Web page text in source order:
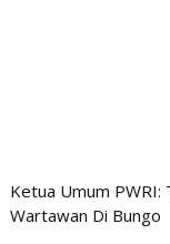
Ketua Umum
Wartawan Di Bungo